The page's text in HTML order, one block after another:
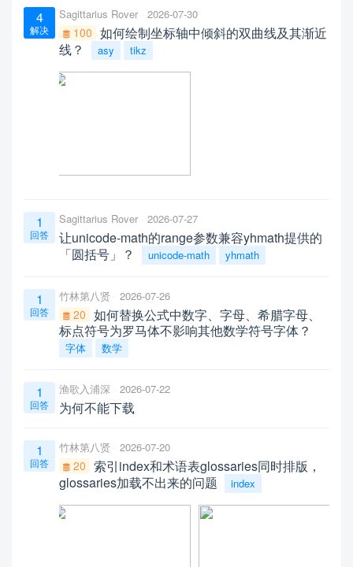
4
解决
Sagittarius Rover 2026-07-30
100 如何绘制坐标轴中倾斜的双曲线及其渐近
线？
asy tikz
1
回答
Sagittarius Rover 2026-07-27
让unicode-math的range参数兼容yhmath提供的
「圆括号」？
unicode-math yhmath
1
回答
竹林第八贤 2026-07-26
20 如何替换公式中数字、字母、希腊字母、
标点符号为罗马体不影响其他数学符号字体？
字体 数学
1
回答
渔歌入浦深 2026-07-22
为何不能下载
1
回答
竹林第八贤 2026-07-20
20 索引index和术语表glossaries同时排版，
glossaries加载不出来的问题
index